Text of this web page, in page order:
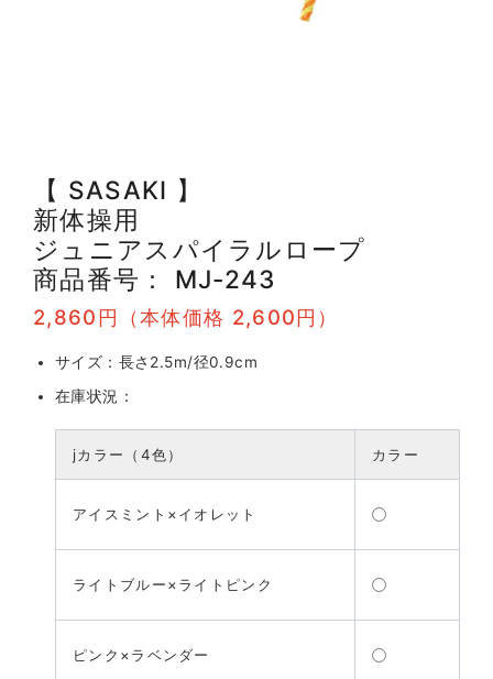
【 SASAKI 】
新体操用
ジュニアスパイラルロープ
商品番号： MJ-243
2,860円（本体価格 2,600円）
サイズ：長さ2.5m/径0.9cm
在庫状況：
jカラー（4色） カラー
アイスミント×イオレット
ライトブルー×ライトピンク
ピンク×ラベンダー